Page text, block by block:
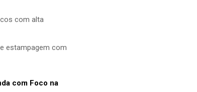
com alta
estampagem com
com Foco na